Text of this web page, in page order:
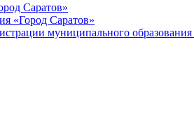
Саратов»
«Город Саратов»
муниципального